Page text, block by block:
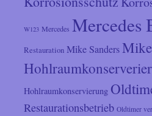
W123 Mercedes Mercedes
Restauration Mike Sanders
Hohlraumkonservierung
Restaurationsbetrieb Oldtimer